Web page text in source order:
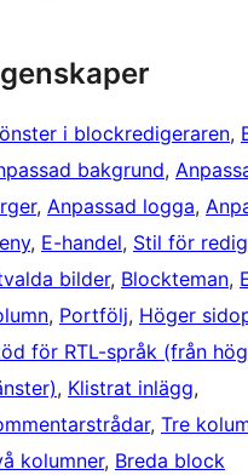
i blockredigeraren,
bakgrund,
, Anpassad logga,
, E-handel, Stil för
bilder, Blockteman,
, Portfölj, Höger
för RTL-språk (från
, Klistrat inlägg
, Tre
kolumner, Breda block